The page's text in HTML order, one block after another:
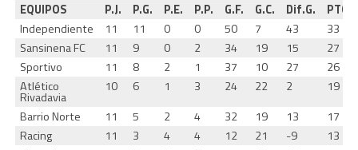
EQUIPOS P.J. P.G. P.E. P.P. G.F. G.C. Dif.G.
Independiente
11 11 0 0 50 7 43
33
Sansinena FC
11 9 0 2 34 19 15
27
Sportivo
11 8 2 1 37 10 27
26
Atlético
Rivadavia
10 6 1 3 24 22 2
19
Barrio Norte
11 5 2 4 32 19 13
17
Racing
11 3 4 4 12 21 -9
13